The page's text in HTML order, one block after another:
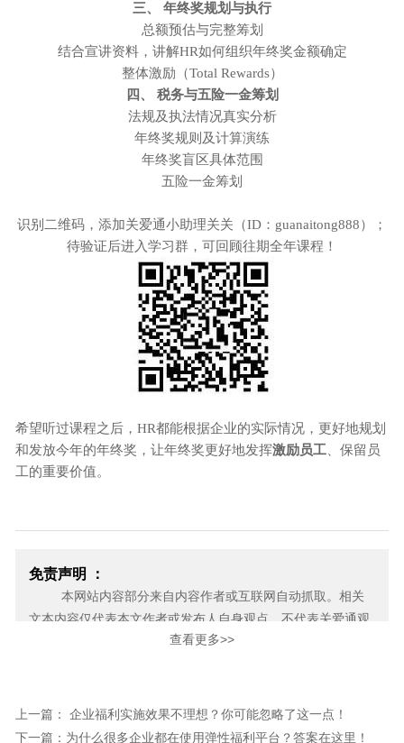
三、 年终奖规划与执行
总额预估与完整筹划
结合宣讲资料，讲解HR如何组织年终奖金额确定
整体激励（Total Rewards）
四、 税务与五险一金筹划
法规及执法情况真实分析
年终奖规则及计算演练
年终奖盲区具体范围
五险一金筹划
识别二维码，添加关爱通小助理关关（ID：guanaitong888）；
待验证后进入学习群，可回顾往期全年课程！
希望听过课程之后，HR都能根据企业的实际情况，更好地规划
和发放今年的年终奖，让年终奖更好地发挥激励员工 、保留员
工的重要价值。
免责声明 ：
本网站内容部分来自内容作者或互联网自动抓取。相关
文本内容仅代表本文作者或发布人自身观点，不代表关爱通观
点或立场。关爱通力求此信息所述内容及观点的客观公正，但
家浏览，或不应无偿使用，请及时用电子邮件或电话通知我
们，关爱通会及时采取合理措施，避免给双方造成不必要的经
查看更多>>
上一篇： 企业福利实施效果不理想？你可能忽略了这一点！
下一篇：为什么很多企业都在使用弹性福利平台？答案在这里！